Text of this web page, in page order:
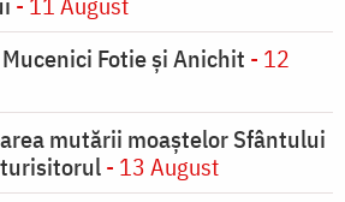
Fotie şi Anichit - 12
mutării moaştelor Sfântului
- 13 August